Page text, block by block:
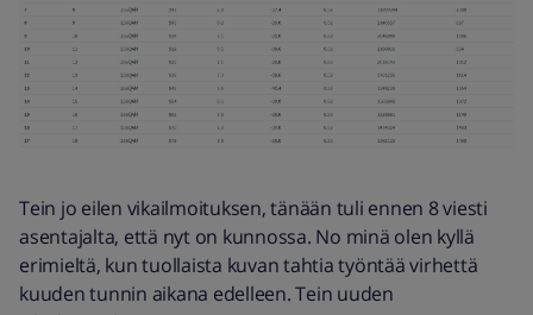
Tein jo eilen vikailmoituksen, tänään tuli ennen 8 viesti
asentajalta, että nyt on kunnossa. No minä olen kyllä
erimieltä, kun tuollaista kuvan tahtia työntää virhettä
kuuden tunnin aikana edelleen. Tein uuden